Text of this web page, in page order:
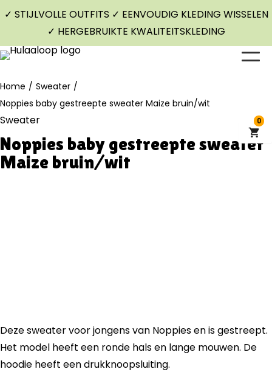
✓ STIJLVOLLE OUTFITS ✓ EENVOUDIG KLEDING WISSELEN
✓ HERGEBRUIKTE KWALITEITSKLEDING
Home / Sweater /
Noppies baby gestreepte sweater Maize bruin/wit
Sweater
Noppies baby gestreepte sweater
Maize bruin/wit
Deze sweater voor jongens van Noppies en is gestreept.
Het model heeft een ronde hals en lange mouwen. De
hoodie heeft een drukknoopsluiting.
0